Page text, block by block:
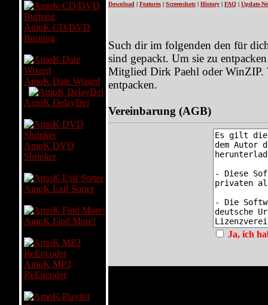
AmoK CD/DVD
Burning
AmoK Date Wizard
AmoK DelayDel
AmoK DVD
Shrinker
AmoK Exif Sorter
AmoK Find More!
AmoK MP3
ReEncoder
Download | Features | Screenshots | History | FAQ | Update-
Such dir im folgenden den für
sind gepackt. Um sie zu
Mitglied Dirk Paehl oder WinZIP.
entpacken.
Vereinbarung (AGB)
Ja, ich